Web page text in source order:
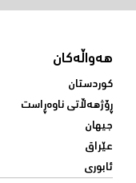
هەواڵەکان
کوردستان
ڕۆژهەڵاتی ناوەڕاست
جیهان
عێراق
ئابوری